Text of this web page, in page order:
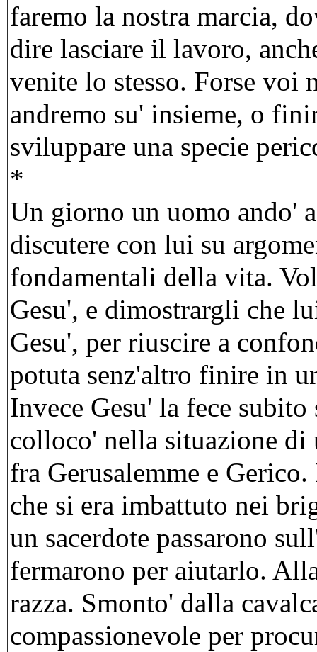
faremo la nostra marcia,
dire lasciare il lavoro,
venite lo stesso. Forse voi
andremo su' insieme, o
sviluppare una specie
*
Un giorno un uomo ando'
discutere con lui su
fondamentali della vita.
Gesu', e dimostrargli che
Gesu', per riuscire a
potuta senz'altro finire in
Invece Gesu' la fece
colloco' nella situazione di
fra Gerusalemme e
che si era imbattuto nei
un sacerdote passarono
fermarono per aiutarlo.
razza. Smonto' dalla
compassionevole per